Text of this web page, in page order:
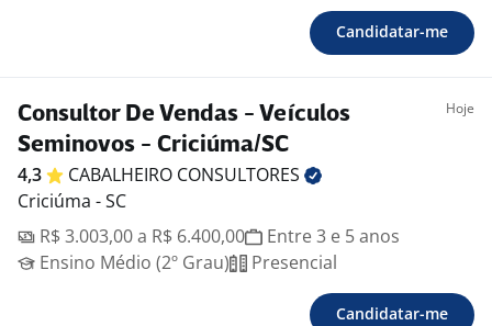
Candidatar-me
Consultor De Vendas - Veículos
Seminovos - Criciúma/SC
Hoje
4,3 CABALHEIRO CONSULTORES
Criciúma - SC
R$ 3.003,00 a R$ 6.400,00
Entre 3 e 5 anos
Ensino Médio (2º Grau)
Presencial
Candidatar-me